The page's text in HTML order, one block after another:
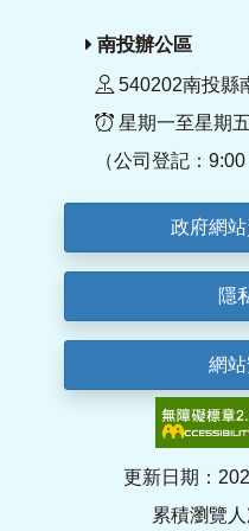
南投辦公區
540202南投縣
星期一至星期
（公司登記：
政府網
隱
網
更新日期：
累積瀏覽